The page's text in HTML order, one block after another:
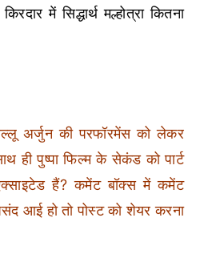
में सिद्धार्थ मल्होत्रा कितना
अर्जुन की परफॉरमेंस को लेकर
ही पुष्पा फिल्म के सेकंड को पार्ट
हैं? कमेंट बॉक्स में कमेंट
आई हो तो पोस्ट को शेयर करना